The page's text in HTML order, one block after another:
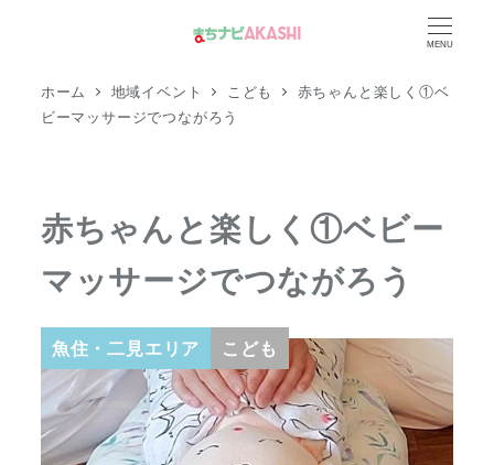
MENU
ホーム 地域イベント こども
赤ちゃんと楽しく①ベ
ビーマッサージでつながろう
赤ちゃんと楽しく①ベビー
マッサージでつながろう
魚住・二見エリア こども